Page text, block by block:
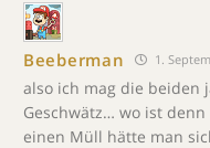
Beeberman 1.
also ich mag die beiden
Geschwätz… wo ist
einen Müll hätte man